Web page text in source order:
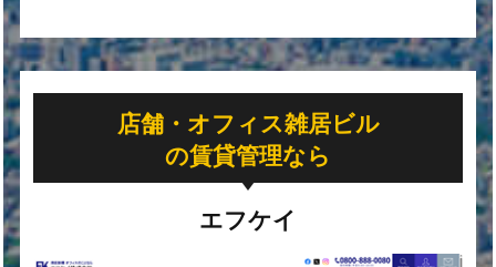
店舗・オフィス雑居ビル
の賃貸管理なら
エフケイ